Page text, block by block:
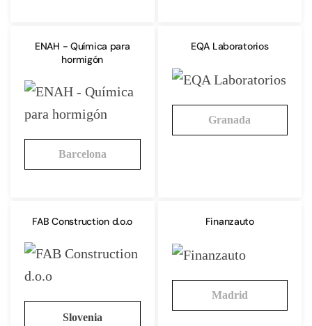
ENAH - Química para
hormigón
Barcelona
EQA Laboratorios
Granada
FAB Construction d.o.o
Slovenia
Finanzauto
Madrid